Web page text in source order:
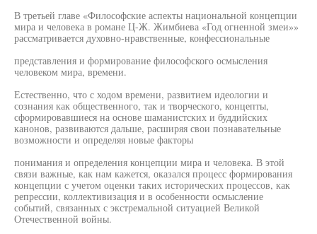
В третьей главе «Философские аспекты национальной концепции
мира и человека в романе Ц-Ж. Жимбиева «Год огненной змеи»»
рассматривается духовно-нравственные, конфессиональные
представления и формирование философского осмысления
человеком мира, времени.
Естественно, что с ходом времени, развитием идеологии и
сознания как общественного, так и творческого, концепты,
сформировавшиеся на основе шаманистских и буддийских
канонов, развиваются дальше, расширяя свои познавательные
возможности и определяя новые факторы
понимания и определения концепции мира и человека. В этой
связи важные, как нам кажется, оказался процесс формирования
концепции с учетом оценки таких исторических процессов, как
репрессии, коллективизация и в особенности осмысление
событий, связанных с экстремальной ситуацией Великой
Отечественной войны.